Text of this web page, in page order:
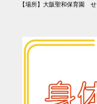
【場所】大阪聖和保育園